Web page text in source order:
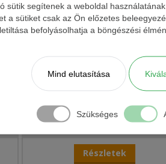
sütik segítenek a weboldal
a sütiket csak az Ön előzetes
befolyásolhatja a böngészési
Mind elutasítása
Szükséges
KAMASAKI STYLÓLOM
690 Ft-tól
Részletek